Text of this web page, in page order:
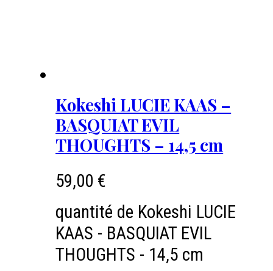
Kokeshi LUCIE KAAS –
BASQUIAT EVIL
THOUGHTS – 14,5 cm
59,00 €
quantité de Kokeshi LUCIE
KAAS - BASQUIAT EVIL
THOUGHTS - 14,5 cm